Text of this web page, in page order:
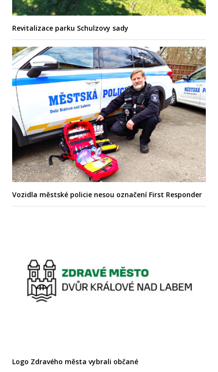
Revitalizace parku Schulzovy sady
Vozidla městské policie nesou označení First Responder
Logo Zdravého města vybrali občané